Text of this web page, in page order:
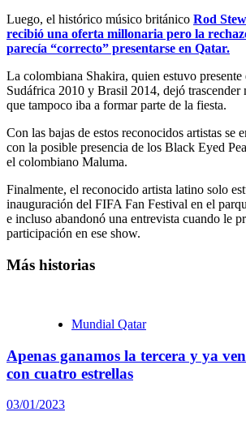
Luego, el histórico músico británico Rod
recibió una oferta millonaria pero la
parecía “correcto” presentarse en Qatar.
La colombiana Shakira, quien estuvo
Sudáfrica 2010 y Brasil 2014, dejó trascender
que tampoco iba a formar parte de la fiesta.
Con las bajas de estos reconocidos artistas se
con la posible presencia de los Black Eyed
el colombiano Maluma.
Finalmente, el reconocido artista latino solo
inauguración del FIFA Fan Festival en el
e incluso abandonó una entrevista cuando le
participación en ese show.
Más historias
Mundial Qatar
Apenas ganamos la tercera y ya
con cuatro estrellas
03/01/2023